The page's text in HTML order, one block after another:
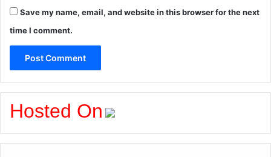
Save my name, email, and website in this browser for the next
time I comment.
Hosted On